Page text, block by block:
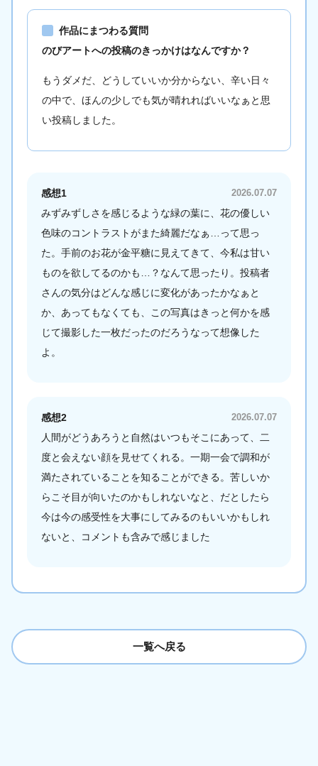
作品にまつわる質問
のびアートへの投稿のきっかけはなんですか？
もうダメだ、どうしていいか分からない、辛い日々
の中で、ほんの少しでも気が晴れればいいなぁと思
い投稿しました。
感想1 2026.07.07
みずみずしさを感じるような緑の葉に、花の優しい
色味のコントラストがまた綺麗だなぁ…って思っ
た。手前のお花が金平糖に見えてきて、今私は甘い
ものを欲してるのかも…？なんて思ったり。投稿者
さんの気分はどんな感じに変化があったかなぁと
か、あってもなくても、この写真はきっと何かを感
じて撮影した一枚だったのだろうなって想像した
よ。
感想2 2026.07.07
人間がどうあろうと自然はいつもそこにあって、二
度と会えない顔を見せてくれる。一期一会で調和が
満たされていることを知ることができる。苦しいか
らこそ目が向いたのかもしれないなと、だとしたら
今は今の感受性を大事にしてみるのもいいかもしれ
ないと、コメントも含みで感じました
一覧へ戻る